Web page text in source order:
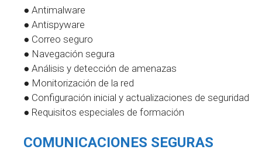
● Antimalware
● Antispyware
● Correo seguro
● Navegación segura
● Análisis y detección de amenazas
● Monitorización de la red
● Configuración inicial y actualizaciones de seguridad
● Requisitos especiales de formación
COMUNICACIONES SEGURAS